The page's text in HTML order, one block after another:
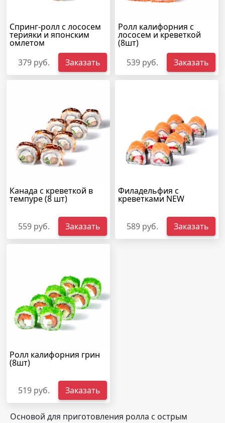
Спринг-ролл с лососем
терияки и японским
омлетом
379 руб.
Заказать
Ролл калифорния с
лососем и креветкой
(8шт)
539 руб.
Заказать
Канада с креветкой в
темпуре (8 шт)
559 руб. Заказать
Филадельфия с
креветками NEW
589 руб. Заказать
Ролл калифорния грин
(8шт)
519 руб. Заказать
Основой для приготовления ролла с острым